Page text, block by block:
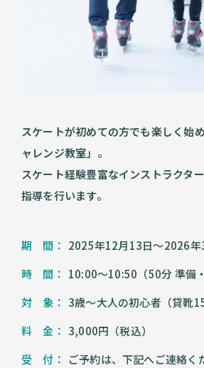
スケートが初めての方でも楽しく始
ャレンジ教室」。
スケート経験豊富なインストラクタ
指導を行います。
期 間： 2025年12月13日〜2026年
時 間： 10:00〜10:50（50分 準備
対 象： 3歳〜大人の初心者（貸靴
料 金： 3,000円（税込）
受 付：
ご予約は、下記へご連絡く